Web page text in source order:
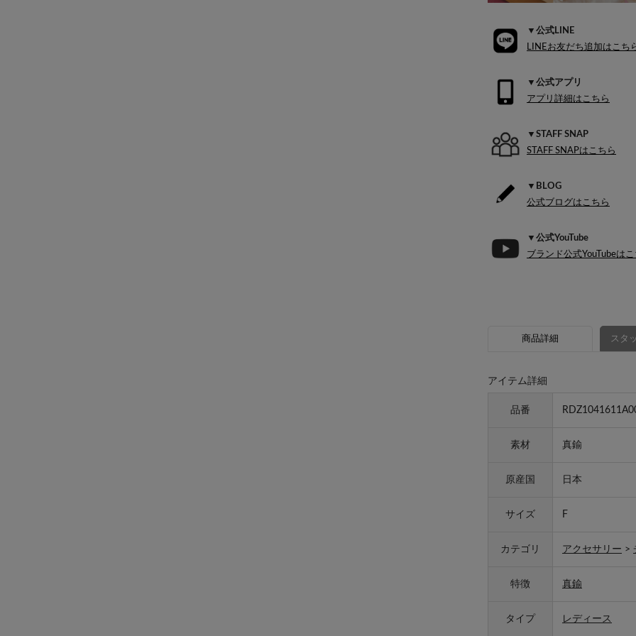
▼公式LINE
LINEお友だち追加はこち
▼公式アプリ
アプリ詳細はこちら
▼STAFF SNAP
STAFF SNAPはこちら
▼BLOG
公式ブログはこちら
▼公式YouTube
ブランド公式YouTubeはこ
商品詳細 スタ
アイテム詳細
品番
素材 真鍮
原産国 日本
サイズ F
カテゴリ アクセサリー >
特徴 真鍮
タイプ レディース